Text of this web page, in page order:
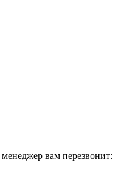
вам перезвонит: